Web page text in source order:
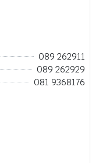
089 262911
089 262929
081 9368176